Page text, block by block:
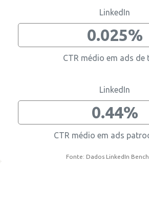
LinkedIn
0.025%
CTR médio em ads de
LinkedIn
0.44%
CTR médio em ads
Fonte: Dados LinkedIn